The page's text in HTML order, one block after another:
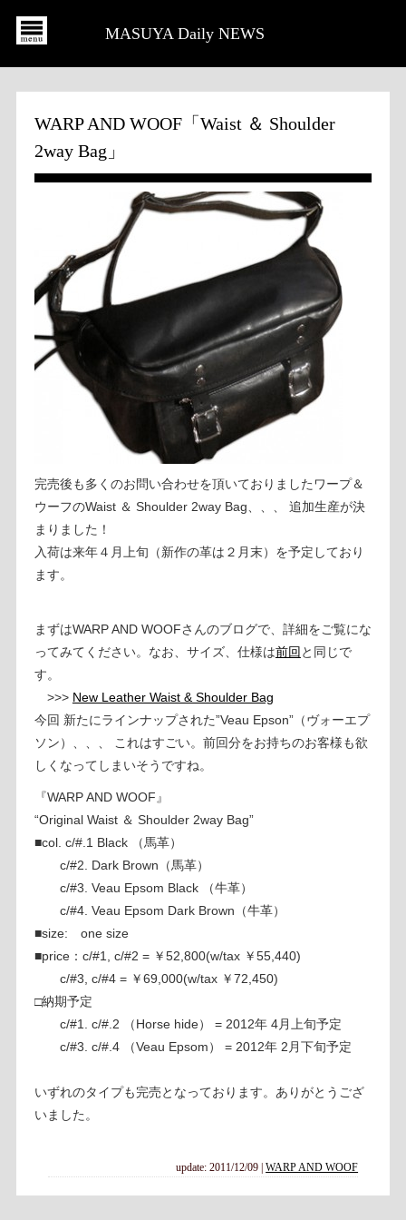
MASUYA Daily NEWS
WARP AND WOOF「Waist ＆ Shoulder
2way Bag」
完売後も多くのお問い合わせを頂いておりましたワープ＆
ウーフのWaist ＆ Shoulder 2way Bag、、、 追加生産が決
まりました！
入荷は来年４月上旬（新作の革は２月末）を予定しており
ます。
まずはWARP AND WOOFさんのブログで、詳細をご覧にな
ってみてください。なお、サイズ、仕様は前回 と同じで
す。
>>> New Leather Waist & Shoulder Bag
今回 新たにラインナップされた”Veau Epson”（ヴォーエプ
ソン）、、、 これはすごい。前回分をお持ちのお客様も欲
しくなってしまいそうですね。
『WARP AND WOOF』
“Original Waist ＆ Shoulder 2way Bag”
■col. c/#.1 Black （馬革）
c/#2. Dark Brown（馬革）
c/#3. Veau Epsom Black （牛革）
c/#4. Veau Epsom Dark Brown（牛革）
■size: one size
■price：c/#1, c/#2 = ￥52,800(w/tax ￥55,440)
c/#3, c/#4 = ￥69,000(w/tax ￥72,450)
□納期予定
c/#1. c/#.2 （Horse hide） = 2012年 4月上旬予定
c/#3. c/#.4 （Veau Epsom） = 2012年 2月下旬予定
いずれのタイプも完売となっております。ありがとうござ
いました。
update: 2011/12/09 |WARP AND WOOF